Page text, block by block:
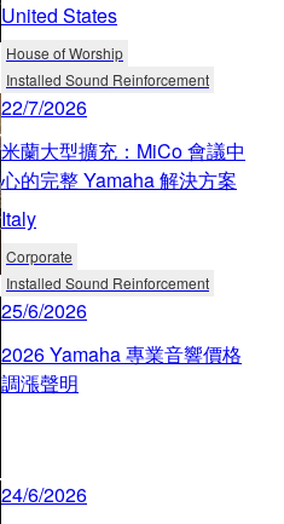
United States
House of Worship
Installed Sound Reinforcement
22/7/2026
米蘭大型擴充：MiCo 會議中
心的完整 Yamaha 解決方案
Italy
Corporate
Installed Sound Reinforcement
25/6/2026
2026 Yamaha 專業音響價格
調漲聲明
24/6/2026